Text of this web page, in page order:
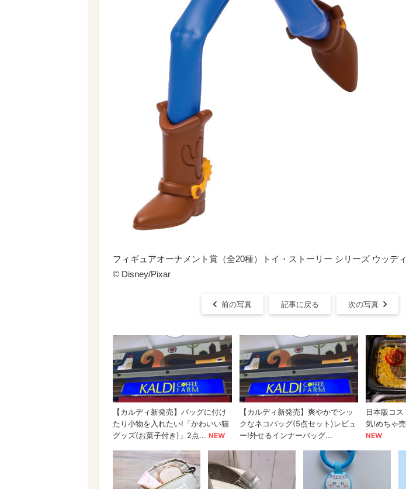
フィギュアオーナメント賞（全20種）トイ・ストーリー シリーズ ウッディ
© Disney/Pixar
前の写真 記事に戻る 次の写真